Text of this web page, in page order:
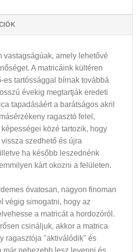
vastagságúak, amely lehetővé
A matricáink kültéren
es tartóssággal bírnak továbbá
évekig megtartják eredeti
tapadásáért a barátságos akril
ragasztó felel,
közé tartozik, hogy
szedhető és újra
ha később leszednénk
kárt okozni a felületen.
óvatosan, nagyon finoman
végig simogatni, hogy az
a matricát a hordozóról.
csináljuk, akkor a matrica
ragasztója "aktiválódik" és